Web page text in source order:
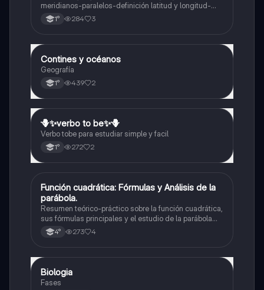
meridianos-paralelos-definición latitud y longitud-
elementos del mapa-definición mapa-localización
relativa y absoluta
1° 284 3
Geografía
Contines y océanos
Geografía
1° 439 2
Inglés
🪻✨️verbo to be✨️🪻
Verbo tobe para estudiar simple y facil
1° 272 2
Matemáticas
Función cuadrática: Fórmulas y Análisis de la
parábola.
Resumen teórico-práctico sobre la función cuadrática,
sus fórmulas principales y el estudio de la parábola
como representación gráfica.Incluye desarrollo de la
forma general, cálculo de raíces, vértice y elementos
4° 273 4
Biología
Biologia
Fases